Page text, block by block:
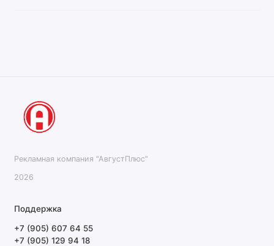
Рекламная компания "АвгустПлюс"
2026
Поддержка
+7 (905) 607 64 55
+7 (905) 129 94 18